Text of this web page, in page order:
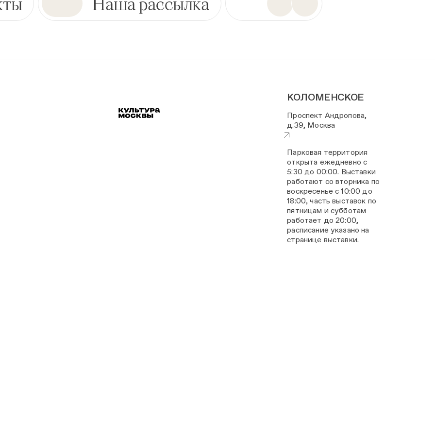
КОЛОМЕНСКОЕ
Проспект Андропова,
д.39, Москва
Парковая территория
открыта ежедневно с
5:30 до 00:00. Выставки
работают со вторника по
воскресенье с 10:00 до
18:00, часть выставок по
пятницам и субботам
работает до 20:00,
расписание указано на
странице выставки.